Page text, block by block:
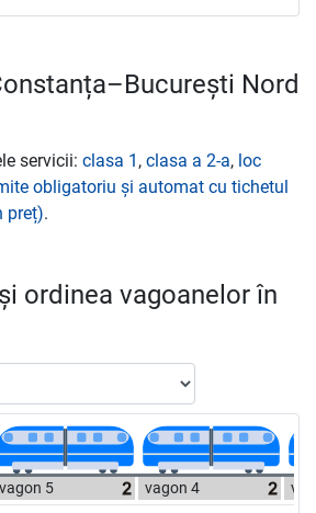
Nord
servicii: clasa 1 , clasa a 2-a, loc
obligatoriu și automat cu tichetul
preț).
ordinea vagoanelor în
vagon 5 vagon 4